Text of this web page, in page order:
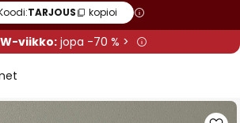
TARJOUS kopioi
viikko:jopa -70 % >